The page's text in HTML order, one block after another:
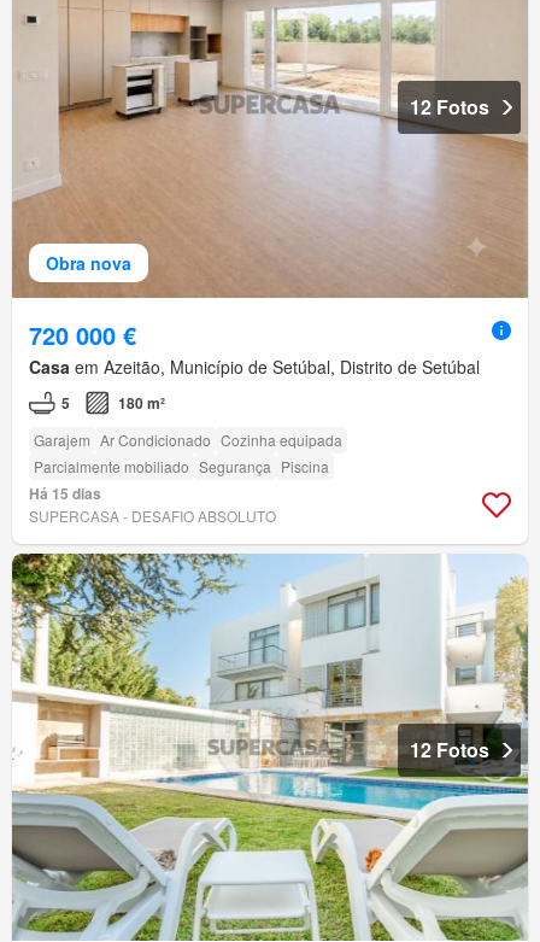
Obra nova
12 Fotos
720 000 €
Casa em Azeitão, Município de Setúbal, Distrito de Setúbal
5 180 m²
Garajem Ar Condicionado Cozinha equipada
Parcialmente mobiliado Segurança Piscina
Há 15 dias
SUPERCASA - DESAFIO ABSOLUTO
12 Fotos